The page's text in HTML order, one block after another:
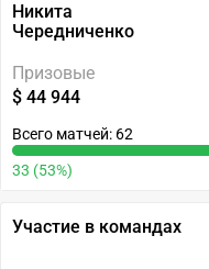
Никита
Чередниченко
Призовые
$ 44 944
Всего матчей: 62
33 (53%)
Участие в командах